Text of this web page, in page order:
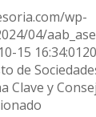
wp-
04/
15 16:34:01
de
Clave y